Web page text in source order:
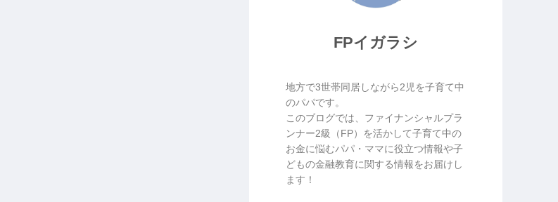
FPイガラシ
地方で3世帯同居しながら2児を子育て中
のパパです。
このブログでは、ファイナンシャルプラ
ンナー2級（FP）を活かして子育て中の
お金に悩むパパ・ママに役立つ情報や子
どもの金融教育に関する情報をお届けし
ます！